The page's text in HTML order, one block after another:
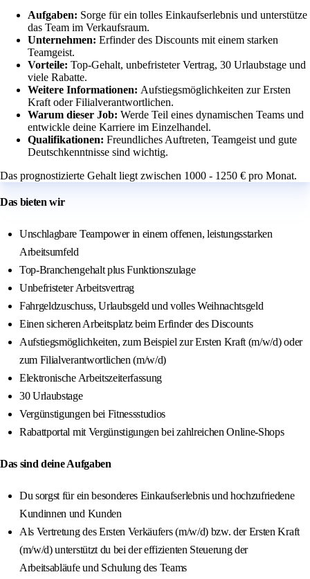
Aufgaben: Sorge für ein tolles Einkaufserlebnis und unterstütze
das Team im Verkaufsraum.
Unternehmen: Erfinder des Discounts mit einem starken
Teamgeist.
Vorteile: Top-Gehalt, unbefristeter Vertrag, 30 Urlaubstage und
viele Rabatte.
Weitere Informationen: Aufstiegsmöglichkeiten zur Ersten
Kraft oder Filialverantwortlichen.
Warum dieser Job: Werde Teil eines dynamischen Teams und
entwickle deine Karriere im Einzelhandel.
Qualifikationen: Freundliches Auftreten, Teamgeist und gute
Deutschkenntnisse sind wichtig.
Das prognostizierte Gehalt liegt zwischen 1000 - 1250 € pro Monat.
Das bieten wir
Unschlagbare Teampower in einem offenen, leistungsstarken
Arbeitsumfeld
Top-Branchengehalt plus Funktionszulage
Unbefristeter Arbeitsvertrag
Fahrgeldzuschuss, Urlaubsgeld und volles Weihnachtsgeld
Einen sicheren Arbeitsplatz beim Erfinder des Discounts
Aufstiegsmöglichkeiten, zum Beispiel zur Ersten Kraft (m/w/d) oder
zum Filialverantwortlichen (m/w/d)
Elektronische Arbeitszeiterfassung
30 Urlaubstage
Vergünstigungen bei Fitnessstudios
Rabattportal mit Vergünstigungen bei zahlreichen Online-Shops
Das sind deine Aufgaben
Du sorgst für ein besonderes Einkaufserlebnis und hochzufriedene
Kundinnen und Kunden
Als Vertretung des Ersten Verkäufers (m/w/d) bzw. der Ersten Kraft
(m/w/d) unterstützt du bei der effizienten Steuerung der
Arbeitsabläufe und Schulung des Teams